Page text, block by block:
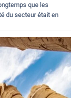
que les
du secteur était en